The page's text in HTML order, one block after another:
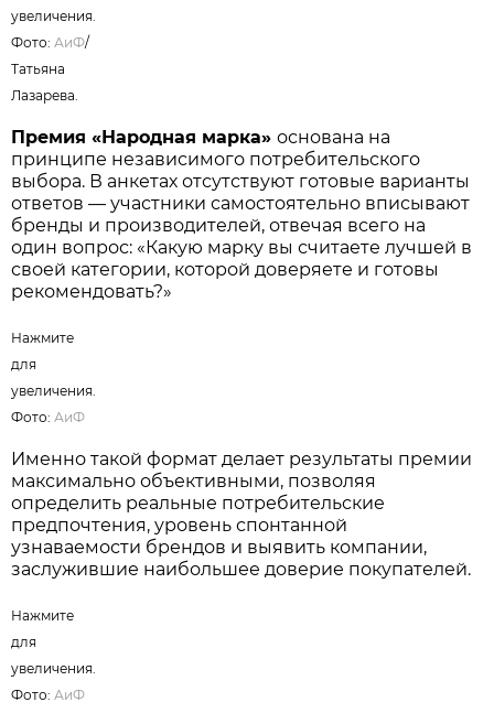
увеличения.
Фото:АиФ/
Татьяна
Лазарева.
Премия «Народная марка»основана на
принципе независимого потребительского
выбора. В анкетах отсутствуют готовые варианты
ответов — участники самостоятельно вписывают
бренды и производителей, отвечая всего на
один вопрос: «Какую марку вы считаете лучшей в
своей категории, которой доверяете и готовы
рекомендовать?»
Нажмите
для
увеличения.
Фото:АиФ
Именно такой формат делает результаты премии
максимально объективными, позволяя
определить реальные потребительские
предпочтения, уровень спонтанной
узнаваемости брендов и выявить компании,
заслужившие наибольшее доверие покупателей.
Нажмите
для
увеличения.
Фото:АиФ